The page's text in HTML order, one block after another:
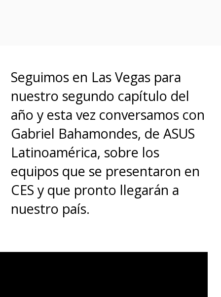
Seguimos en Las Vegas para
nuestro segundo capítulo del
año y esta vez conversamos con
Gabriel Bahamondes, de ASUS
Latinoamérica, sobre los
equipos que se presentaron en
CES y que pronto llegarán a
nuestro país.